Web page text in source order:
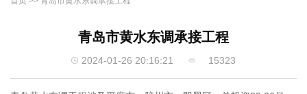
青岛市黄水东调承接工程
2024-01-26 20:16:21 15323